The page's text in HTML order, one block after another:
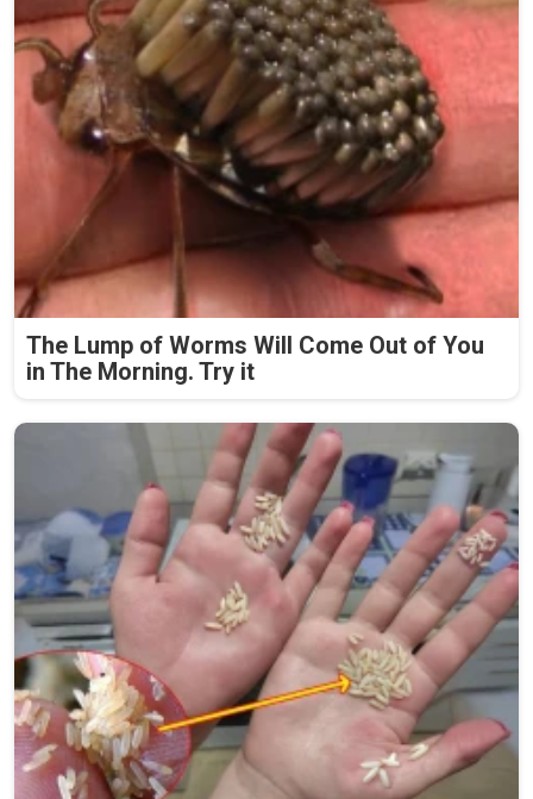
The Lump of Worms Will Come Out of You
in The Morning. Try it